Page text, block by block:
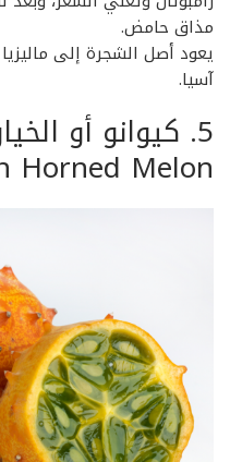
مذاق حامض.
يعود أصل الشجرة إلى
آسيا.
5. كيوانو أو
Horned Melon